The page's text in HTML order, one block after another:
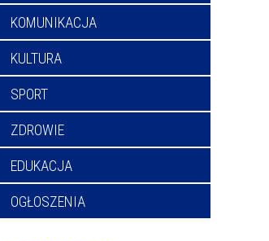
KOMUNIKACJA
KULTURA
SPORT
ZDROWIE
EDUKACJA
OGŁOSZENIA